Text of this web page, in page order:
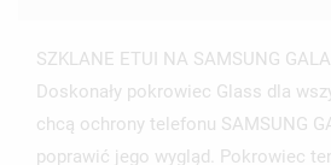
SZKLANE ETUI NA SAMSUNG
Doskonały pokrowiec Glass dla
chcą ochrony telefonu SAMSUNG
poprawić jego wygląd. Pokrowiec